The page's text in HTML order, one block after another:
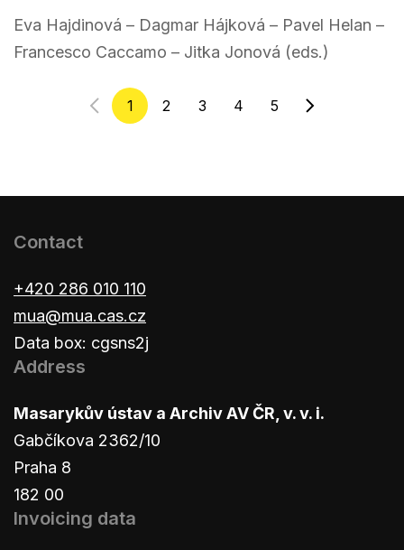
Eva Hajdinová – Dagmar Hájková – Pavel Helan –
Francesco Caccamo – Jitka Jonová (eds.)
1 2 3 4 5
Contact
+420 286 010 110
mua@mua.cas.cz
Data box: cgsns2j
Address
Masarykův ústav a Archiv AV ČR, v. v. i.
Gabčíkova 2362/10
Praha 8
182 00
Invoicing data